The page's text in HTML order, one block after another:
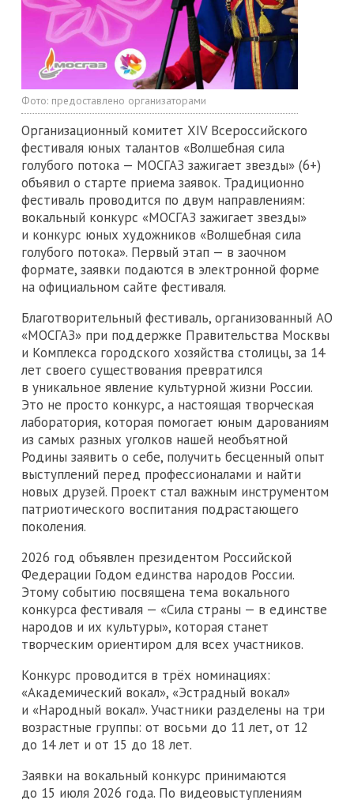
Фото: предоставлено организаторами
Организационный комитет XIV Всероссийского
фестиваля юных талантов «Волшебная сила
голубого потока — МОСГАЗ зажигает звезды» (6+)
объявил о старте приема заявок. Традиционно
фестиваль проводится по двум направлениям:
вокальный конкурс «МОСГАЗ зажигает звезды»
и конкурс юных художников «Волшебная сила
голубого потока». Первый этап — в заочном
формате, заявки подаются в электронной форме
на официальном сайте фестиваля.
Благотворительный фестиваль, организованный АО
«МОСГАЗ» при поддержке Правительства Москвы
и Комплекса городского хозяйства столицы, за 14
лет своего существования превратился
в уникальное явление культурной жизни России.
Это не просто конкурс, а настоящая творческая
лаборатория, которая помогает юным дарованиям
из самых разных уголков нашей необъятной
Родины заявить о себе, получить бесценный опыт
выступлений перед профессионалами и найти
новых друзей. Проект стал важным инструментом
патриотического воспитания подрастающего
поколения.
2026 год объявлен президентом Российской
Федерации Годом единства народов России.
Этому событию посвящена тема вокального
конкурса фестиваля — «Сила страны — в единстве
народов и их культуры», которая станет
творческим ориентиром для всех участников.
Конкурс проводится в трёх номинациях:
«Академический вокал», «Эстрадный вокал»
и «Народный вокал». Участники разделены на три
возрастные группы: от восьми до 11 лет, от 12
до 14 лет и от 15 до 18 лет.
Заявки на вокальный конкурс принимаются
до 15 июля 2026 года. По видеовыступлениям